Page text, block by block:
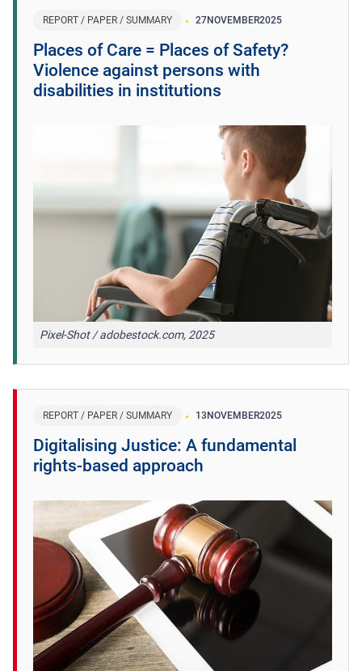
REPORT / PAPER / SUMMARY 27NOVEMBER2025
Places of Care = Places of Safety?
Violence against persons with
disabilities in institutions
Pixel-Shot / adobestock.com, 2025
REPORT / PAPER / SUMMARY 13 NOVEMBER2025
Digitalising Justice: A fundamental
rights-based approach